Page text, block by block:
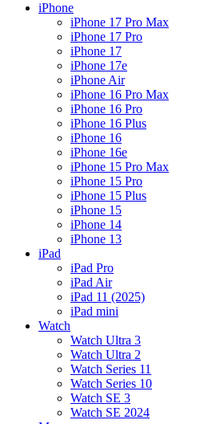
iPhone
iPhone 17 Pro Max
iPhone 17 Pro
iPhone 17
iPhone 17e
iPhone Air
iPhone 16 Pro Max
iPhone 16 Pro
iPhone 16 Plus
iPhone 16
iPhone 16e
iPhone 15 Pro Max
iPhone 15 Pro
iPhone 15 Plus
iPhone 15
iPhone 14
iPhone 13
iPad
iPad Pro
iPad Air
iPad 11 (2025)
iPad mini
Watch
Watch Ultra 3
Watch Ultra 2
Watch Series 11
Watch Series 10
Watch SE 3
Watch SE 2024